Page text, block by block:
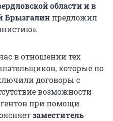
области и в
Брызгалинпредложил
в отношении тех
которые по
договоры с
возможности
при помощи
заместитель